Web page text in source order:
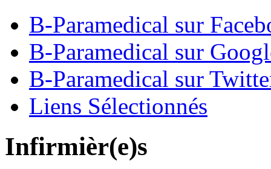
B-Paramedical sur
B-Paramedical sur
B-Paramedical sur
Liens Sélectionnés
Infirmièr(e)s